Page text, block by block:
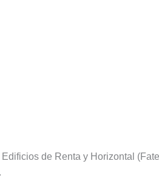
de Renta y Horizontal